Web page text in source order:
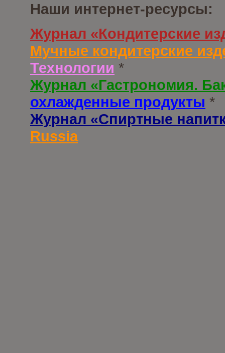
Наши интернет-ресурсы:
Журнал «Кондитерские
Мучные кондитерские
Технологии *
Журнал «Гастрономия.
охлажденные продукты *
Журнал «Спиртные
Russia